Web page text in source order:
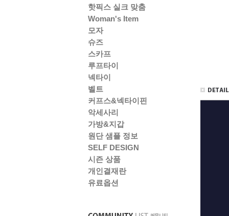
핫픽스 실크 맞춤
Woman's Item
모자
슈즈
스카프
루프타이
넥타이
벨트
커프스&넥타이핀
악세사리
가방&지갑
원단 샘플 정보
SELF DESIGN
시즌 상품
개인결재란
유료옵션